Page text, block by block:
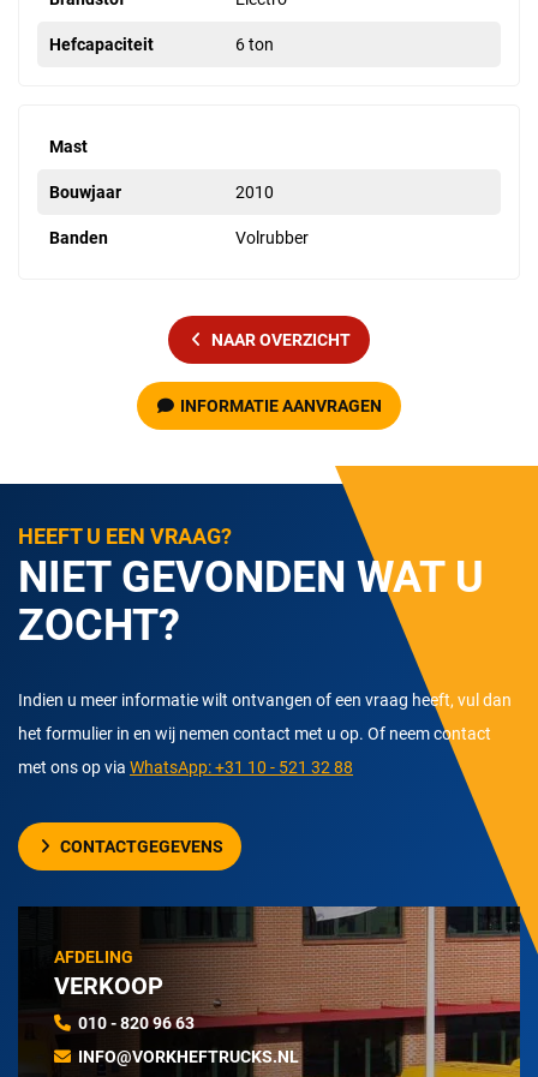
Hefcapaciteit 6 ton
Mast
Bouwjaar 2010
Banden Volrubber
NAAR OVERZICHT
INFORMATIE AANVRAGEN
HEEFT U EEN VRAAG?
NIET GEVONDEN WAT U
ZOCHT?
Indien u meer informatie wilt ontvangen of een vraag heeft, vul dan
het formulier in en wij nemen contact met u op. Of neem contact
met ons op via WhatsApp: +31 10 - 521 32 88
CONTACTGEGEVENS
AFDELING
VERKOOP
010 - 820 96 63
INFO@VORKHEFTRUCKS.NL